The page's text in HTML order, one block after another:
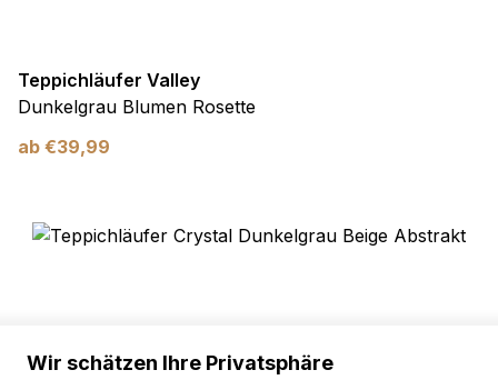
Teppichläufer Valley
Dunkelgrau Blumen Rosette
ab €39,99
Wir schätzen Ihre Privatsphäre